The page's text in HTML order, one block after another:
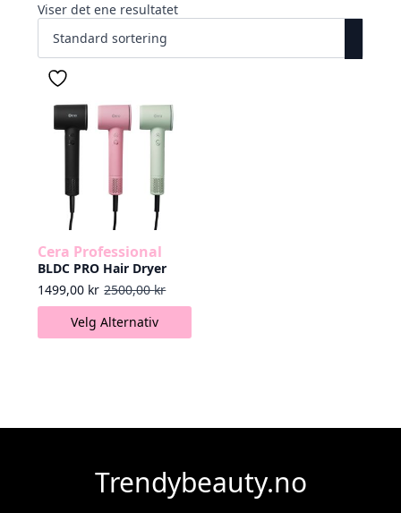
Viser det ene resultatet
Cera Professional
BLDC PRO Hair Dryer
2500,00kr
Opprinnelig pris var: 2500,00 kr.
1499,00 kr
Nåværende pris er: 1499,00 kr.
Velg Alternativ
Dette
produktet
kan
produktsidenTrendybeauty.no